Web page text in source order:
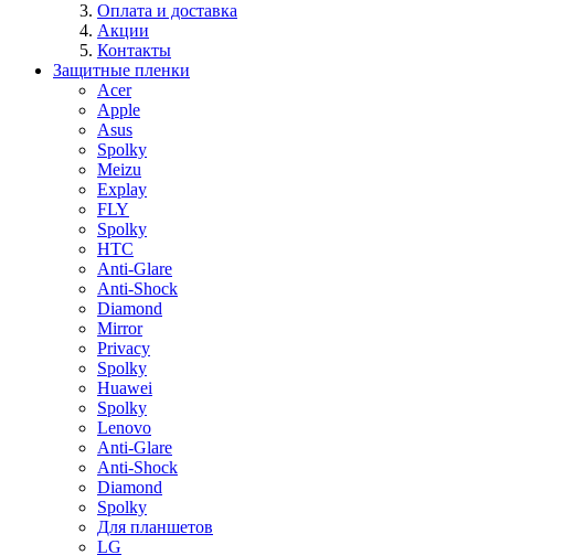
Оплата и доставка
Акции
Контакты
Защитные пленки
Acer
Apple
Asus
Spolky
Meizu
Explay
FLY
Spolky
HTC
Anti-Glare
Anti-Shock
Diamond
Mirror
Privacy
Spolky
Huawei
Spolky
Lenovo
Anti-Glare
Anti-Shock
Diamond
Spolky
Для планшетов
LG